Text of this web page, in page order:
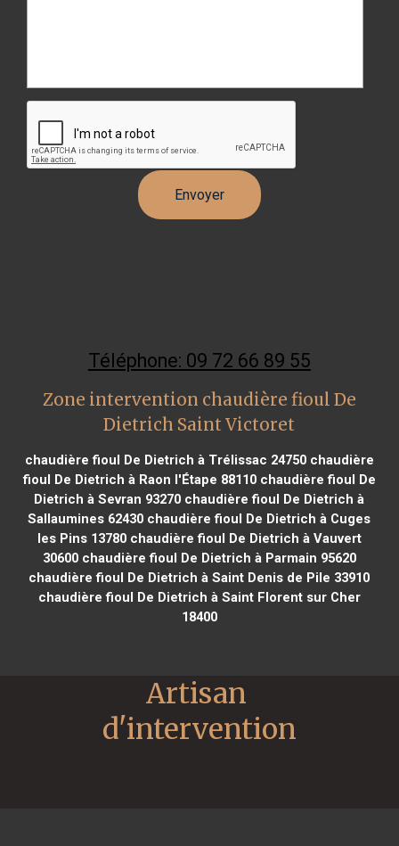
Téléphone: 09 72 66 89 55
Zone intervention chaudière fioul De
Dietrich Saint Victoret
chaudière fioul De Dietrich à Trélissac 24750chaudière
fioul De Dietrich à Raon l'Étape 88110chaudière fioul De
Dietrich à Sevran 93270 chaudière fioul De Dietrich à
Sallaumines 62430 chaudière fioul De Dietrich à Cuges
les Pins 13780chaudière fioul De Dietrich à Vauvert
30600chaudière fioul De Dietrich à Parmain 95620
chaudière fioul De Dietrich à Saint Denis de Pile 33910
chaudière fioul De Dietrich à Saint Florent sur Cher
18400
Artisan
d'intervention